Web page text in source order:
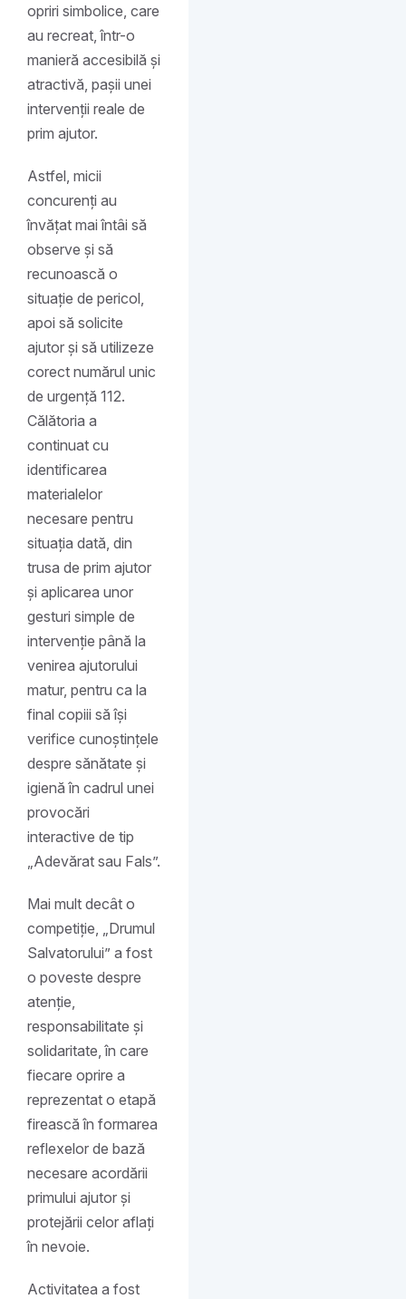
opriri simbolice, care
au recreat, într-o
manieră accesibilă și
atractivă, pașii unei
intervenții reale de
prim ajutor.
Astfel, micii
concurenți au
învățat mai întâi să
observe și să
recunoască o
situație de pericol,
apoi să solicite
ajutor și să utilizeze
corect numărul unic
de urgență 112.
Călătoria a
continuat cu
identificarea
materialelor
necesare pentru
situația dată, din
trusa de prim ajutor
și aplicarea unor
gesturi simple de
intervenție până la
venirea ajutorului
matur, pentru ca la
final copiii să își
verifice cunoștințele
despre sănătate și
igienă în cadrul unei
provocări
interactive de tip
„Adevărat sau Fals”.
Mai mult decât o
competiție, „Drumul
Salvatorului” a fost
o poveste despre
atenție,
responsabilitate și
solidaritate, în care
fiecare oprire a
reprezentat o etapă
firească în formarea
reflexelor de bază
necesare acordării
primului ajutor și
protejării celor aflați
în nevoie.
Activitatea a fost